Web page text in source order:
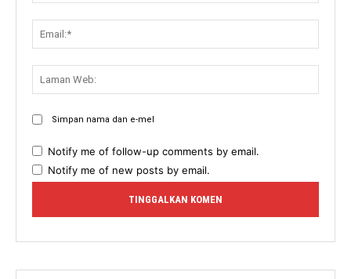
Simpan nama dan e-mel
Notify me of follow-up comments by email.
Notify me of new posts by email.